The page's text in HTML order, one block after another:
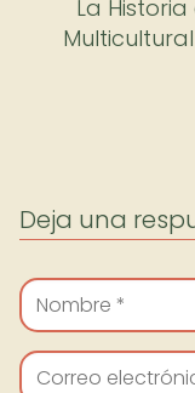
La
Deja una